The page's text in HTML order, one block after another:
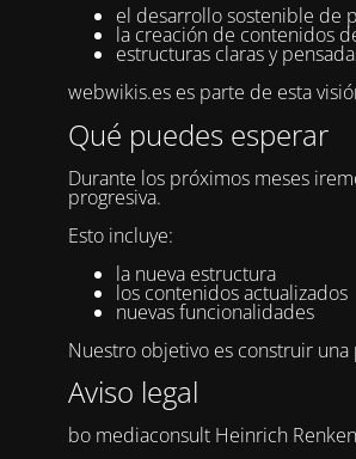
el desarrollo sostenible de
la creación de contenidos
estructuras claras y
webwikis.es es parte de esta
Qué puedes esperar
Durante los próximos meses
progresiva.
Esto incluye:
la nueva estructura
los contenidos actualizados
nuevas funcionalidades
Nuestro objetivo es construir
Aviso legal
bo mediaconsult Heinrich